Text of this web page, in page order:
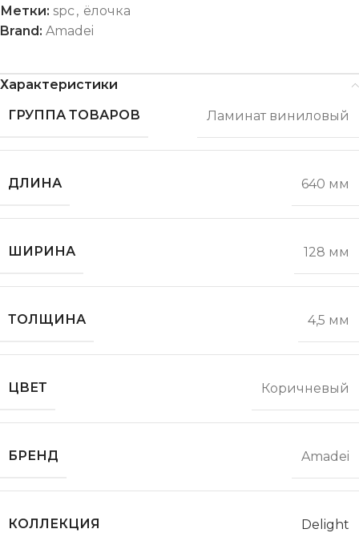
Метки: spc, ёлочка
Brand: Amadei
Характеристики
ГРУППА ТОВАРОВ
Ламинат виниловый
ДЛИНА 640 мм
ШИРИНА 128 мм
ТОЛЩИНА 4,5 мм
ЦВЕТ Коричневый
БРЕНД Amadei
КОЛЛЕКЦИЯ Delight